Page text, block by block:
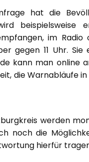
hat die
im
gegen 11 Uhr.
kann man online
die Warnabläufe
werden
noch die
hierfür